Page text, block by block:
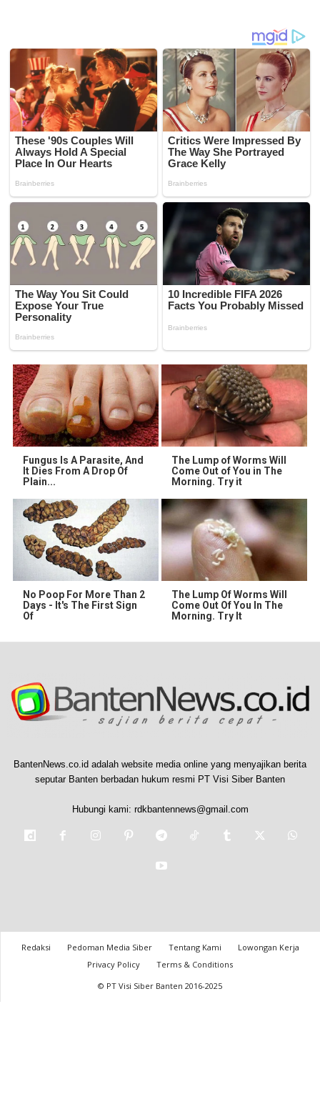
Fungus Is A Parasite, And
It Dies From A Drop Of
Plain...
The Lump of Worms Will
Come Out of You in The
Morning. Try it
No Poop For More Than 2
Days - It's The First Sign
Of
The Lump Of Worms Will
Come Out Of You In The
Morning. Try It
BantenNews.co.id adalah website media online yang menyajikan berita
seputar Banten berbadan hukum resmi PT Visi Siber Banten
Hubungi kami: rdkbantennews@gmail.com
Redaksi Pedoman Media Siber Tentang Kami
Lowongan Kerja
Privacy Policy
Terms & Conditions
© PT Visi Siber Banten 2016-2025